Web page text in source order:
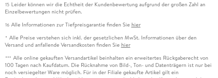
15 Leider können wir die Echtheit der Kundenbewertung aufgrund der großen Zahl an
Einzelbewertungen nicht prüfen.
16 Alle Informationen zur Tiefpreisgarantie finden Sie hier
* Alle Preise verstehen sich inkl. der gesetzlichen MwSt. Informationen über den
Versand und anfallende Versandkosten finden Sie hier
*** Alle online gekauften Versandartikel beinhalten ein erweitertes Rückgaberecht von
100 Tagen nach Kaufdatum. Die Rücknahme von Bild-, Ton- und Datenträgern ist nur bei
noch versiegelter Ware möglich. Für in der Filiale gekaufte Artikel gilt ein